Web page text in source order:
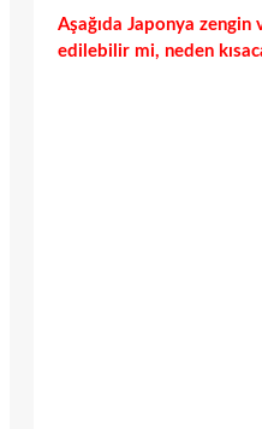
Aşağıda Japonya
edilebilir mi, neden